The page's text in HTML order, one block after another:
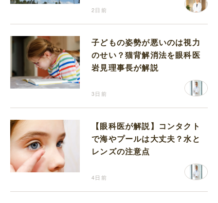
2日前
子どもの姿勢が悪いのは視力
のせい？猫背解消法を眼科医
岩見理事長が解説
3日前
【眼科医が解説】コンタクト
で海やプールは大丈夫？水と
レンズの注意点
4日前